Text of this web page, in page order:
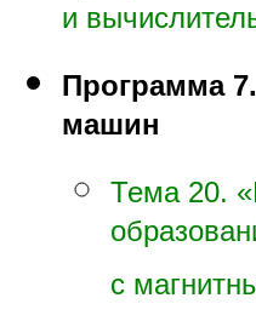
и
Программа
машин
Тема 20.
с